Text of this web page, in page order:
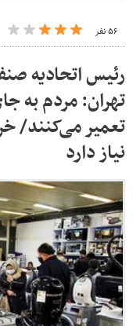
۵۶ نفر
رئیس اتحادیه
تهران: مردم به
نیاز دارد